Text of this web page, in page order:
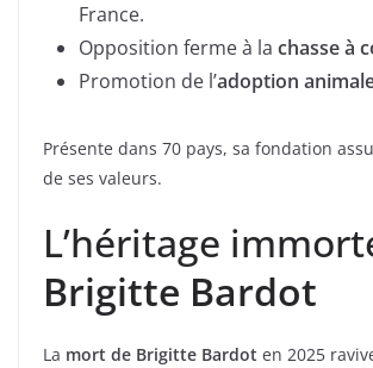
France.
Opposition ferme à la chasse à
Promotion de l’adoption
Présente dans 70 pays, sa fondation
de ses valeurs.
L’héritage
Brigitte Bardot
La mort de Brigitte Bardot en 2025